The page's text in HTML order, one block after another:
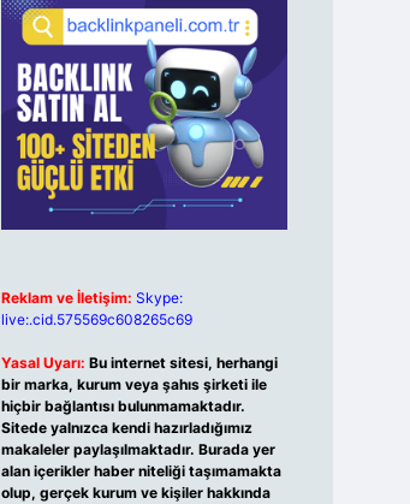
Reklam ve İletişim: Skype:
live:.cid.575569c608265c69
Yasal Uyarı: Bu internet sitesi, herhangi
bir marka, kurum veya şahıs şirketi ile
hiçbir bağlantısı bulunmamaktadır.
Sitede yalnızca kendi hazırladığımız
makaleler paylaşılmaktadır. Burada yer
alan içerikler haber niteliği taşımamakta
olup, gerçek kurum ve kişiler hakkında